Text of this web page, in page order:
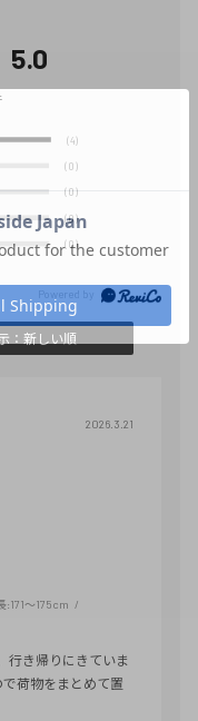
5.0
(4)
(0)
(0)
(0)
(0)
：新しい順
2026.3.21
:171～175cm
行き帰りにきていま
荷物をまとめて置